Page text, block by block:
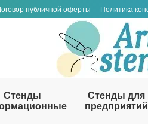
публичной оферты Политика
Стенды
Стенды для
предприятий